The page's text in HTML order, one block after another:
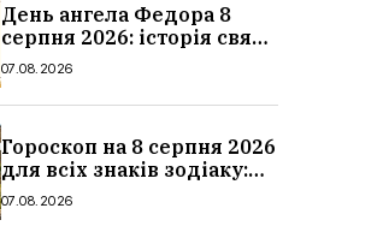
День ангела Федора 8
серпня 2026: історія свята,
значення імені,
прозі
07.08.2026
Гороскоп на 8 серпня 2026
для всіх знаків зодіаку:
кохання, гроші та справи
07.08.2026